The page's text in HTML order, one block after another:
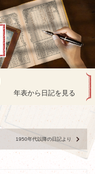
年表から日記を見る
1950年代以降の日記より